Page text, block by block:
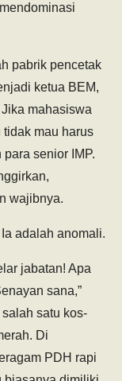
pabrik pencetak
ketua BEM,
mahasiswa
mau harus
senior IMP.
wajibnya.
adalah anomali.
jabatan! Apa
sana,”
satu kos-
Di
PDH rapi